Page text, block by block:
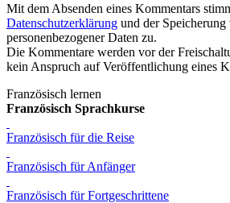
Mit dem Absenden eines Kommentars
Datenschutzerklärung und der Speicherung
personenbezogener Daten zu.
Die Kommentare werden vor der
kein Anspruch auf Veröffentlichung eines
Französisch lernen
Französisch Sprachkurse
Französisch für die Reise
Französisch für Anfänger
Französisch für Fortgeschrittene